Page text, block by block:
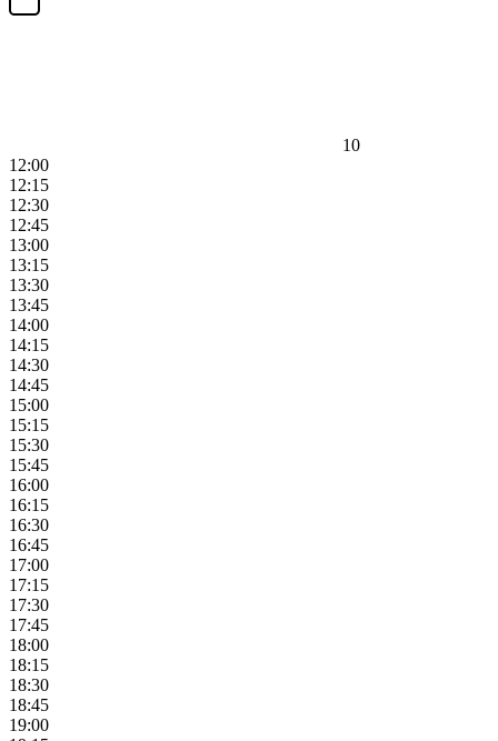
10
12:00
12:15
12:30
12:45
13:00
13:15
13:30
13:45
14:00
14:15
14:30
14:45
15:00
15:15
15:30
15:45
16:00
16:15
16:30
16:45
17:00
17:15
17:30
17:45
18:00
18:15
18:30
18:45
19:00